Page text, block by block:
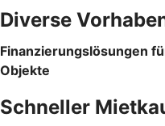
Diverse
Finanzierungslösungen
Objekte
Schneller